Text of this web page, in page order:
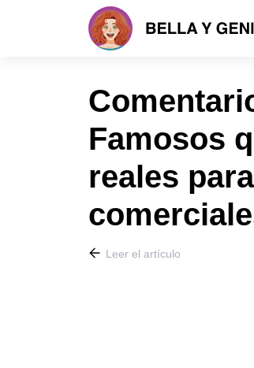
Famosos
reales
Leer el artículo